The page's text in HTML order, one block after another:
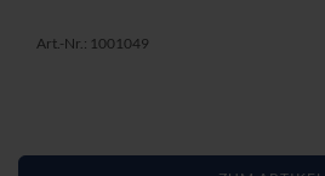
Art.-Nr.: 1001049